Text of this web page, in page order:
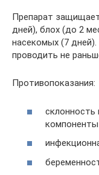
Препарат
дней), блох (до 2
насекомых (7
проводить не
Противопоказания:
склонность
компоненты